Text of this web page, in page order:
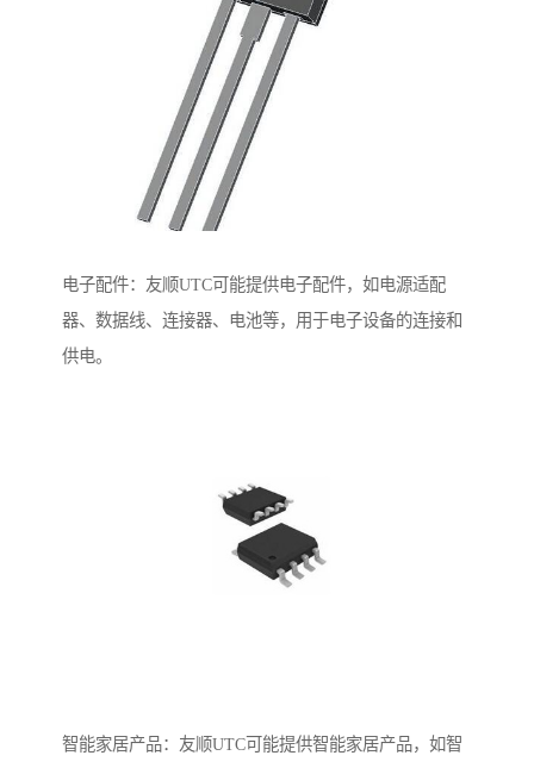
电子配件：友顺UTC可能提供电子配件，如电源适配
器、数据线、连接器、电池等，用于电子设备的连接和
供电。
智能家居产品：友顺UTC可能提供智能家居产品，如智